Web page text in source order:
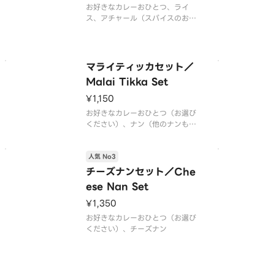
お好きなカレーおひとつ、ライ
ス、アチャール（スパイスのお漬
マライティッカセット／
Malai Tikka Set
¥1,150
お好きなカレーおひとつ（お選び
ください）、ナン（他のナンもご
ダ※写真ではナンとライス両方つ
いてますが、実際にはどちらかお
ひとつです。※現在はターメリッ
クライスから白いご飯に変更され
ています
チーズナンセット／Che
ese Nan Set
人気 No3
¥1,350
お好きなカレーおひとつ（お選び
ください）、チーズナン